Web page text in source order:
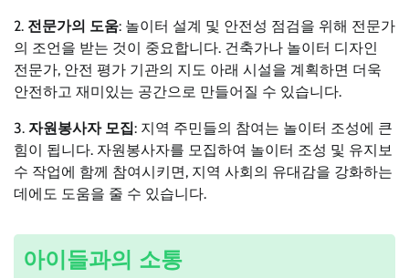
2. 전문가의 도움: 놀이터 설계 및 안전성 점검을 위해 전문가
의 조언을 받는 것이 중요합니다. 건축가나 놀이터 디자인
전문가, 안전 평가 기관의 지도 아래 시설을 계획하면 더욱
안전하고 재미있는 공간으로 만들어질 수 있습니다.
3. 자원봉사자 모집: 지역 주민들의 참여는 놀이터 조성에 큰
힘이 됩니다. 자원봉사자를 모집하여 놀이터 조성 및 유지보
수 작업에 함께 참여시키면, 지역 사회의 유대감을 강화하는
데에도 도움을 줄 수 있습니다.
아이들과의 소통